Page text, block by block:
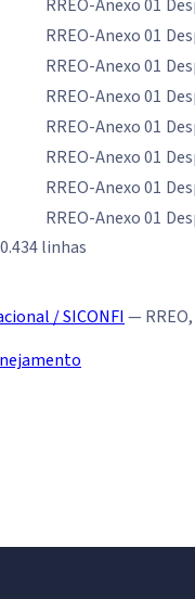
RREO-Anexo 01
RREO-Anexo 01
RREO-Anexo 01
RREO-Anexo 01
RREO-Anexo 01
RREO-Anexo 01
RREO-Anexo 01
RREO-Anexo 01
linhas
/ SICONFI—